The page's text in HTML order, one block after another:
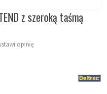
z szeroką taśmą
opinię